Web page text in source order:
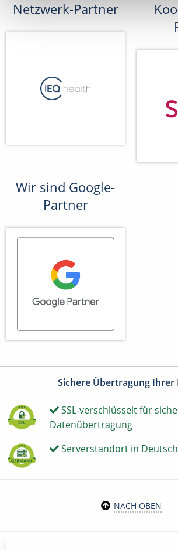
Netzwerk-Partner
Wir sind Google-
Partner
Sichere Übertragung Ihrer
SSL-verschlüsselt für
Datenübertragung
Serverstandort in
NACH OBEN